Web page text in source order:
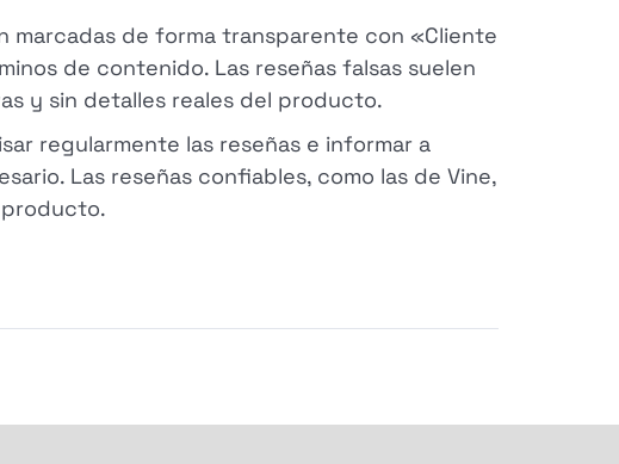
marcadas de forma transparente con «Cliente
de contenido. Las reseñas falsas suelen
y sin detalles reales del producto.
regularmente las reseñas e informar a
Las reseñas confiables, como las de Vine,